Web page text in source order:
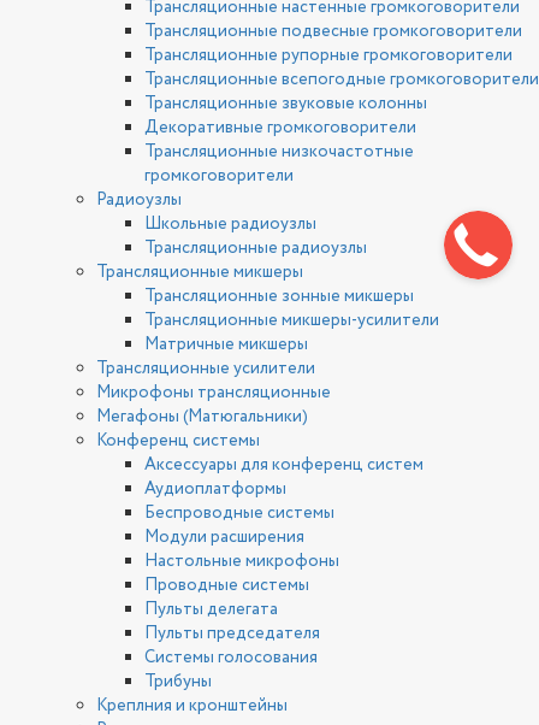
Трансляционные настенные громкоговорители
Трансляционные подвесные громкоговорители
Трансляционные рупорные громкоговорители
Трансляционные всепогодные громкоговорители
Трансляционные звуковые колонны
Декоративные громкоговорители
Трансляционные низкочастотные
громкоговорители
Радиоузлы
Школьные радиоузлы
Трансляционные радиоузлы
Трансляционные микшеры
Трансляционные зонные микшеры
Трансляционные микшеры-усилители
Матричные микшеры
Трансляционные усилители
Микрофоны трансляционные
Мегафоны (Матюгальники)
Конференц системы
Аксессуары для конференц систем
Аудиоплатформы
Беспроводные системы
Модули расширения
Настольные микрофоны
Проводные системы
Пульты делегата
Пульты председателя
Системы голосования
Трибуны
Креплния и кронштейны